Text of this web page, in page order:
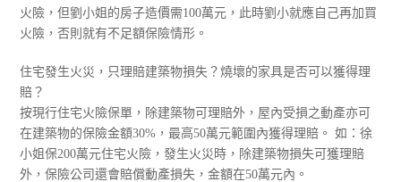
火險，但劉小姐的房子造價需100萬元，此時劉小就應自己再加買
火險，否則就有不足額保險情形。
住宅發生火災，只理賠建築物損失？燒壞的家具是否可以獲得理
賠？
按現行住宅火險保單，除建築物可理賠外，屋內受損之動產亦可
在建築物的保險金額30%，最高50萬元範圍內獲得理賠。 如：徐
小姐保200萬元住宅火險，發生火災時，除建築物損失可獲理賠
外，保險公司還會賠償動產損失，金額在50萬元內。